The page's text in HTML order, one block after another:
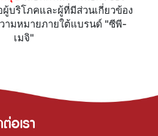
บริโภคและผู้ที่มีส่วนเกี่ยวข้อง
ามหมายภายใต้แบรนด์ "ซีพี-
เมจิ"
อเรา